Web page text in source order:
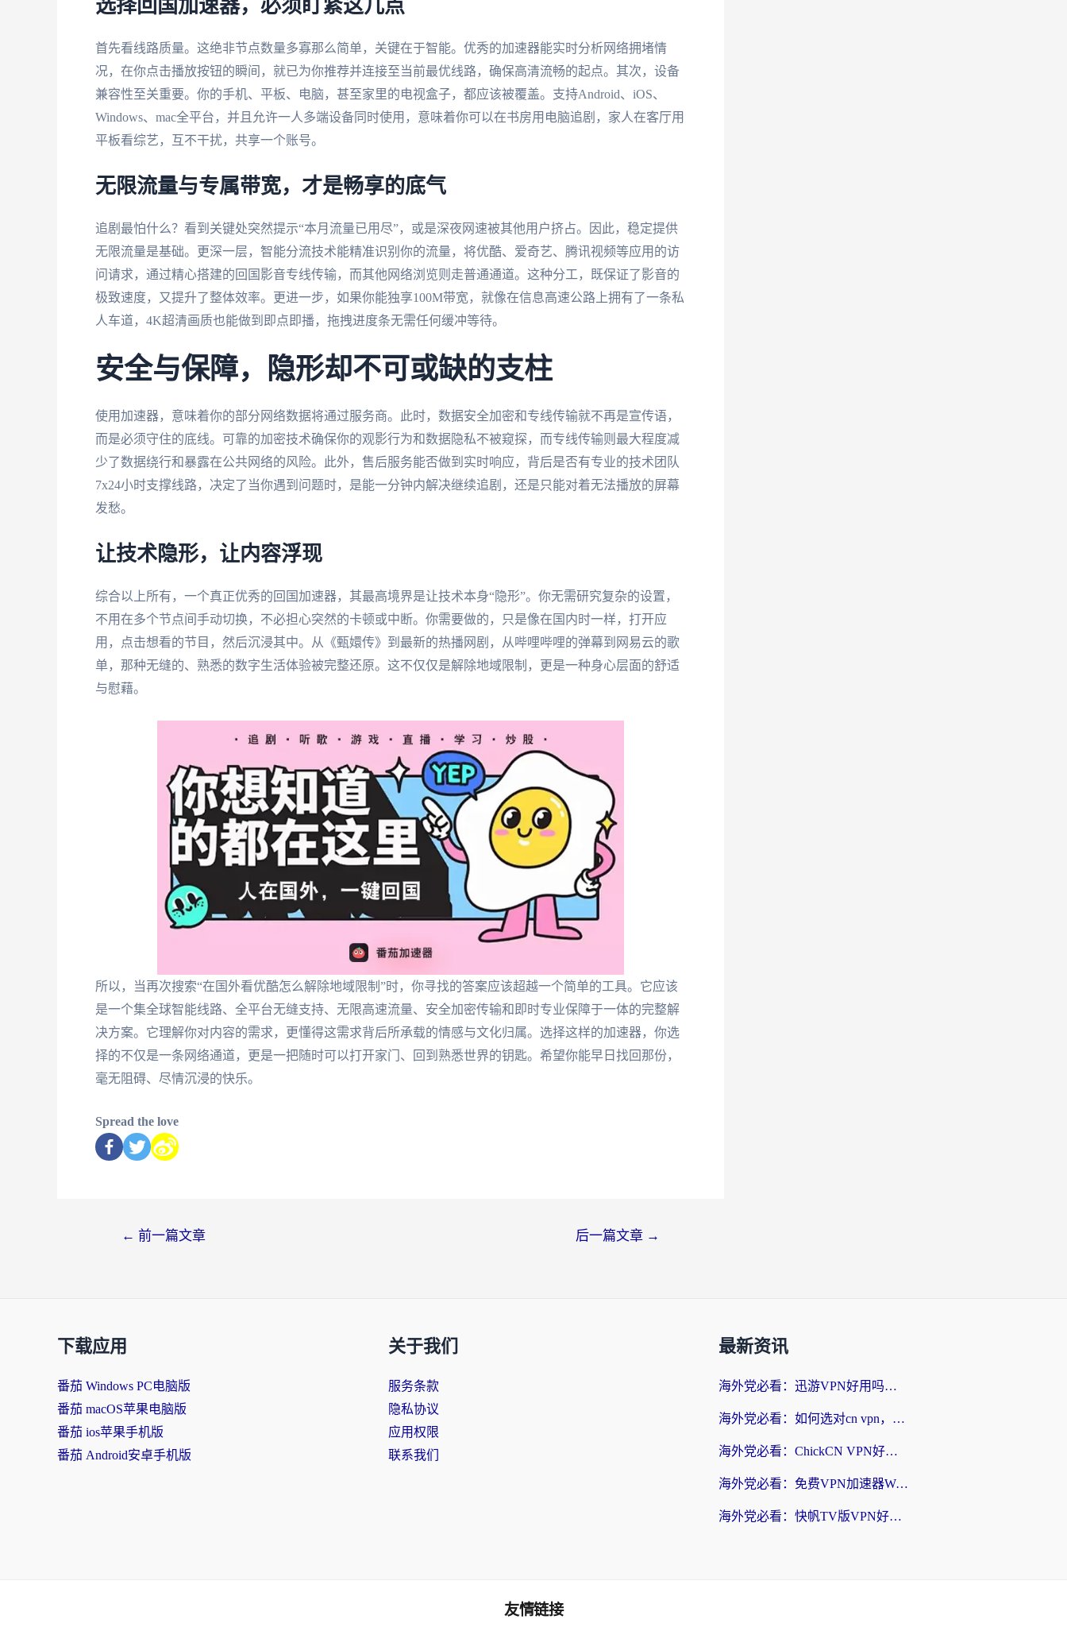
选择回国加速器，必须盯紧这几点
首先看线路质量。这绝非节点数量多寡那么简单，关键在于智能。优秀的加速器能实时分析网络拥堵情
况，在你点击播放按钮的瞬间，就已为你推荐并连接至当前最优线路，确保高清流畅的起点。其次，设备
兼容性至关重要。你的手机、平板、电脑，甚至家里的电视盒子，都应该被覆盖。支持Android、iOS、
Windows、mac全平台，并且允许一人多端设备同时使用，意味着你可以在书房用电脑追剧，家人在客厅用
平板看综艺，互不干扰，共享一个账号。
无限流量与专属带宽，才是畅享的底气
追剧最怕什么？看到关键处突然提示“本月流量已用尽”，或是深夜网速被其他用户挤占。因此，稳定提供
无限流量是基础。更深一层，智能分流技术能精准识别你的流量，将优酷、爱奇艺、腾讯视频等应用的访
问请求，通过精心搭建的回国影音专线传输，而其他网络浏览则走普通通道。这种分工，既保证了影音的
极致速度，又提升了整体效率。更进一步，如果你能独享100M带宽，就像在信息高速公路上拥有了一条私
人车道，4K超清画质也能做到即点即播，拖拽进度条无需任何缓冲等待。
安全与保障，隐形却不可或缺的支柱
使用加速器，意味着你的部分网络数据将通过服务商。此时，数据安全加密和专线传输就不再是宣传语，
而是必须守住的底线。可靠的加密技术确保你的观影行为和数据隐私不被窥探，而专线传输则最大程度减
少了数据绕行和暴露在公共网络的风险。此外，售后服务能否做到实时响应，背后是否有专业的技术团队
7x24小时支撑线路，决定了当你遇到问题时，是能一分钟内解决继续追剧，还是只能对着无法播放的屏幕
发愁。
让技术隐形，让内容浮现
综合以上所有，一个真正优秀的回国加速器，其最高境界是让技术本身“隐形”。你无需研究复杂的设置，
不用在多个节点间手动切换，不必担心突然的卡顿或中断。你需要做的，只是像在国内时一样，打开应
用，点击想看的节目，然后沉浸其中。从《甄嬛传》到最新的热播网剧，从哔哩哔哩的弹幕到网易云的歌
单，那种无缝的、熟悉的数字生活体验被完整还原。这不仅仅是解除地域限制，更是一种身心层面的舒适
与慰藉。
所以，当再次搜索“在国外看优酷怎么解除地域限制”时，你寻找的答案应该超越一个简单的工具。它应该
是一个集全球智能线路、全平台无缝支持、无限高速流量、安全加密传输和即时专业保障于一体的完整解
决方案。它理解你对内容的需求，更懂得这需求背后所承载的情感与文化归属。选择这样的加速器，你选
择的不仅是一条网络通道，更是一把随时可以打开家门、回到熟悉世界的钥匙。希望你能早日找回那份，
毫无阻碍、尽情沉浸的快乐。
Spread the love
← 前一篇文章 后一篇文章 →
下载应用
番茄 Windows PC电脑版
番茄 macOS苹果电脑版
番茄 ios苹果手机版
番茄 Android安卓手机版
关于我们
服务条款
隐私协议
应用权限
联系我们
最新资讯
海外党必看：迅游VPN好用吗？和番茄加速器VPN对比哪个回国效果更好？
海外党必看：如何选对cn vpn，轻松解锁国内影音游戏？
海外党必看：ChickCN VPN好用吗？和星河VPN对比哪个回国效果更好？附真实体验+避坑指南
海外党必看：免费VPN加速器Windows版怎么选？附真实测评与无缝访问国内资源指南
海外党必看：快帆TV版VPN好用吗？和hi龟龟VPN对比哪个回国效果更好？附免费加速器选择指南
友情链接